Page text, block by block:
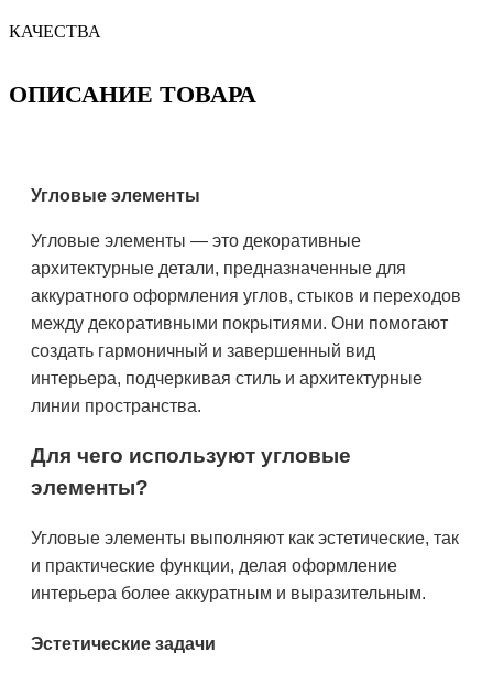
КАЧЕСТВА
ОПИСАНИЕ ТОВАРА
Угловые элементы
Угловые элементы — это декоративные
архитектурные детали, предназначенные для
аккуратного оформления углов, стыков и переходов
между декоративными покрытиями. Они помогают
создать гармоничный и завершенный вид
интерьера, подчеркивая стиль и архитектурные
линии пространства.
Для чего используют угловые
элементы?
Угловые элементы выполняют как эстетические, так
и практические функции, делая оформление
интерьера более аккуратным и выразительным.
Эстетические задачи